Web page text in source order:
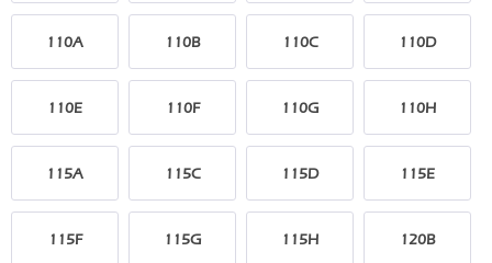
110A 110B 110C 110D
110E 110F 110G 110H
115A 115C 115D 115E
115F 115G 115H 120B